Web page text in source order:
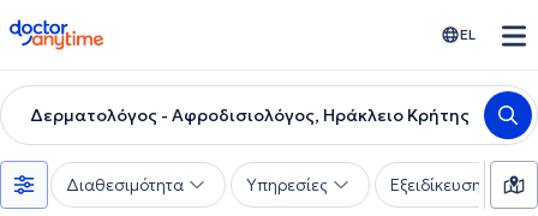
doctoranytime EL
Δερματολόγος - Αφροδισιολόγος, Ηράκλειο Κρήτης
Διαθεσιμότητα Υπηρεσίες Εξειδίκευση